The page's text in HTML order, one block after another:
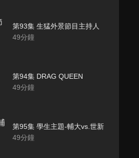
第93集 生猛外景節目主持人
49分鐘
第94集 DRAG QUEEN
49分鐘
第95集 學生主題-輔大vs.世新
49分鐘